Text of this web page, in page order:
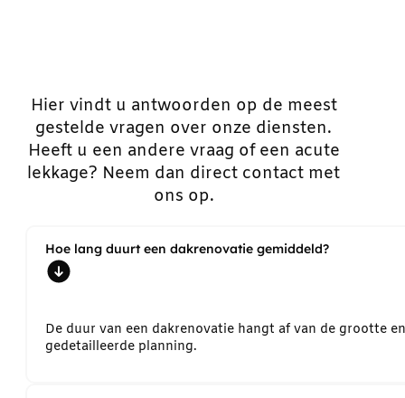
Hier vindt u antwoorden op de meest
gestelde vragen over onze diensten.
Heeft u een andere vraag of een acute
lekkage? Neem dan direct contact met
ons op.
Hoe lang duurt een dakrenovatie gemiddeld?
De duur van een dakrenovatie hangt af van de grootte
gedetailleerde planning.